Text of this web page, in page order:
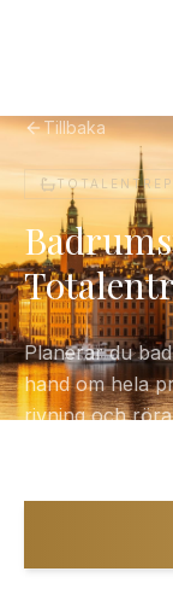
Tillbaka
Planerar du
hand om hela
rivning och